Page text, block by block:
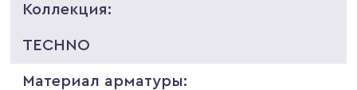
Коллекция:
TECHNO
Материал арматуры: